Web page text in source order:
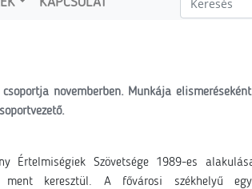
KAPCSOLAT
novemberben. Munkája
Értelmiségiek Szövetsége 1989-es
ment keresztül. A fővárosi székhelyű